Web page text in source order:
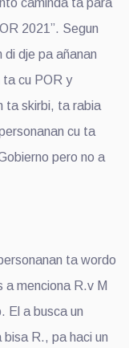
2021”. Segun
di dje pa añanan
ta cu POR y
ta skirbi, ta rabia
cu ta
pero no a
ta wordo
a menciona R.v M
El a busca un
R., pa haci un